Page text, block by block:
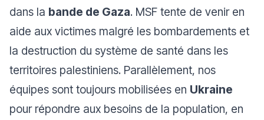
dans la bande de Gaza. MSF tente de venir en
aide aux victimes malgré les bombardements et
la destruction du système de santé dans les
territoires palestiniens. Parallèlement, nos
équipes sont toujours mobilisées en Ukraine
pour répondre aux besoins de la population, en